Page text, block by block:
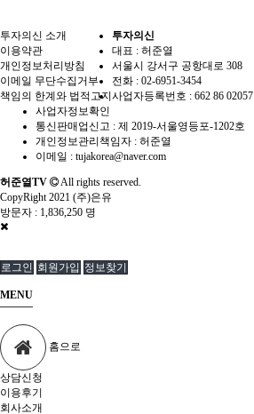
투자의신 소개
이용약관
개인정보처리방침
이메일 무단수집거부
책임의 한계와 법적고지
투자의신
대표 : 허준열
서울시 강서구 공항대로 308
전화 : 02-6951-3454
사업자등록번호 : 662 86 02057
사업자정보확인
통신판매업신고 : 제 2019-서울영등포-1202호
개인정보관리책임자 : 허준열
이메일 : tujakorea@naver.com
허준열TV
All rights reserved.
CopyRight 2021 (주)은유
방문자 : 1,836,250 명
로그인 회원가입 정보찾기
MENU
홈으로
상담신청
이용후기
회사소개